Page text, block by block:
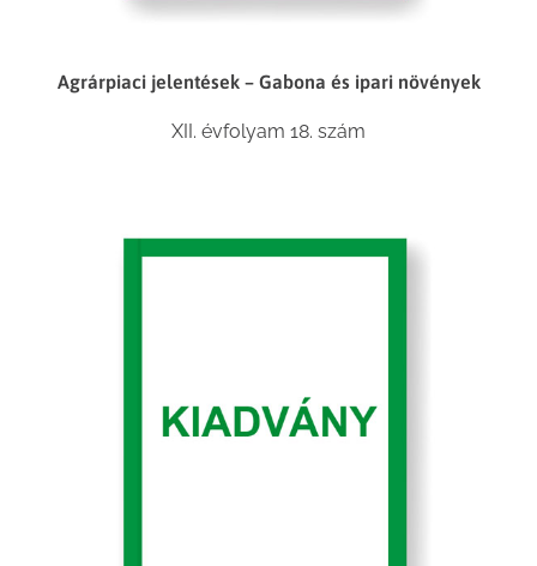
Agrárpiaci jelentések – Gabona és ipari növények
XII. évfolyam 18. szám